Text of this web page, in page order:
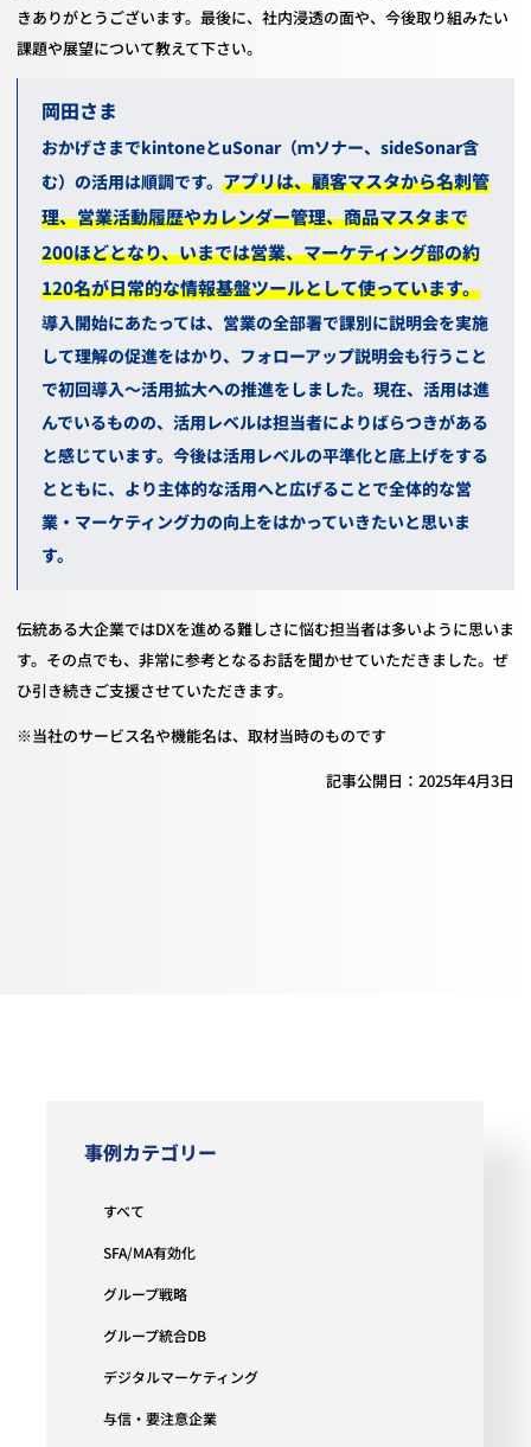
きありがとうございます。最後に、社内浸透の面や、今後取り組みたい
課題や展望について教えて下さい。
岡田
おかげさまでkintoneとuSonar（ｍソナー、 sideSonar含
む）の活用は順調です。 アプリは、顧客マスタから名刺管
理、営業活動履歴やカレンダー管理、商品マスタまで
200ほどとなり、いまでは営業、マーケティング部の約
120名が日常的な情報基盤ツールとして使っています。
導入開始にあたっては、営業の全部署で課別に説明会を実施
して理解の促進をはかり、 フォローアップ説明会も行うこと
で初回導入～活用拡大への推進をしました。 現在、活用は進
んでいるものの、活用レベルは担当者によりばらつきがある
と感じています。今後は活用レベルの平準化と底上げをする
とともに、より主体的な活用へと広げることで全体的な営
業・マーケティング力の向上をはかっていきたいと思いま
す。
伝統ある大企業ではDXを進める難しさに悩む担当者は多いように思いま
す。その点でも、非常に参考となるお話を聞かせていただきました。ぜ
ひ引き続きご支援させていただきます。
※当社のサービス名や機能名は、取材当時のものです
記事公開日：2025年4月3日
事例カテゴリー
すべて
SFA/MA有効化
グループ戦略
グループ統合DB
デジタルマーケティング
与信・要注意企業